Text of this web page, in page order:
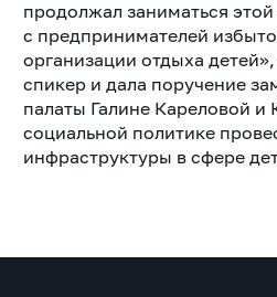
продолжал заниматься
с предпринимателей
организации отдыха
спикер и дала поручение
палаты Галине Кареловой и
социальной политике
инфраструктуры в сфере